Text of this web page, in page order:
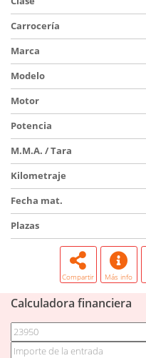
Carrocería
Marca
Modelo
Motor
Potencia
M.M.A. / Tara
Kilometraje
Fecha mat.
Plazas
Compartir Más info
Calculadora financiera